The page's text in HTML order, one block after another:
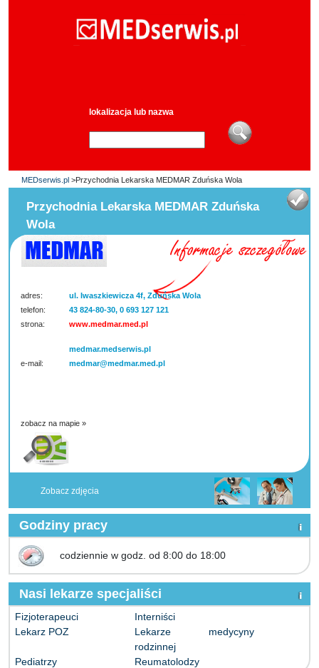
lokalizacja lub nazwa
MEDserwis.pl >Przychodnia Lekarska MEDMAR Zduńska Wola
Przychodnia Lekarska MEDMAR Zduńska
Wola
adres:
ul. Iwaszkiewicza 4f, Zduńska Wola
telefon:
43 824-80-30, 0 693 127 121
strona:
www.medmar.med.pl
medmar.medserwis.pl
e-mail:
medmar@medmar.med.pl
zobacz na mapie »
Zobacz zdjęcia
Godziny pracy
codziennie w godz. od 8:00 do 18:00
Nasi lekarze specjaliści
Fizjoterapeuci
Interniści
Lekarz POZ
Lekarze medycyny
rodzinnej
Pediatrzy
Reumatolodzy